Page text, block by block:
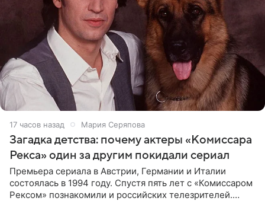
17 часов назад Мария Серяпова
Загадка детства: почему актеры «Комиссара
Рекса» один за другим покидали сериал
Премьера сериала в Австрии, Германии и Италии
состоялась в 1994 году. Спустя пять лет с «Комиссаром
Рексом» познакомили и российских телезрителей.